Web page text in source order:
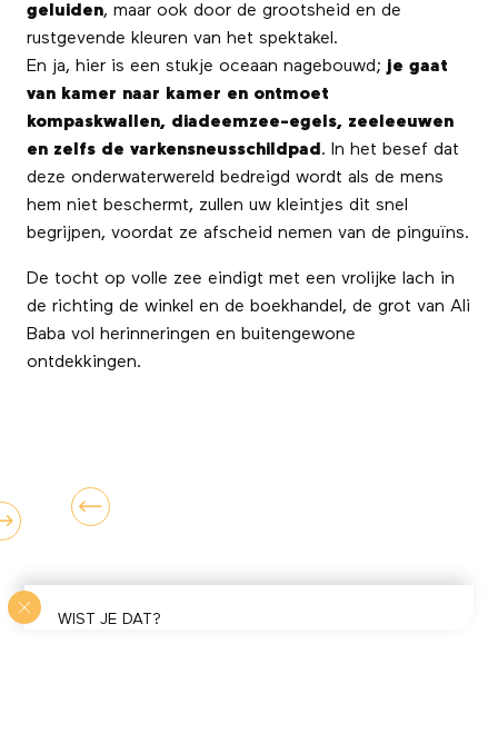
geluiden, maar ook door de grootsheid en de
rustgevende kleuren van het spektakel.
En ja, hier is een stukje oceaan nagebouwd; je gaat
van kamer naar kamer en ontmoet
kompaskwallen, diadeemzee-egels, zeeleeuwen
en zelfs de varkensneusschildpad . In het besef dat
deze onderwaterwereld bedreigd wordt als de mens
hem niet beschermt, zullen uw kleintjes dit snel
begrijpen, voordat ze afscheid nemen van de pinguïns.
De tocht op volle zee eindigt met een vrolijke lach in
de richting de winkel en de boekhandel, de grot van Ali
Baba vol herinneringen en buitengewone
ontdekkingen.
WIST JE DAT?